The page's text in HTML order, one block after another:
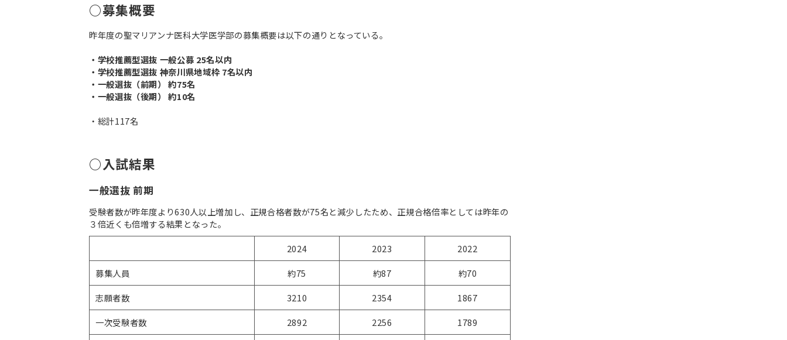
○募集概要
昨年度の聖マリアンナ医科大学医学部の募集概要は以下の通りとなっている。
・学校推薦型選抜 一般公募 25名以内
・学校推薦型選抜 神奈川県地域枠 7名以内
・一般選抜（前期） 約75名
・一般選抜（後期） 約10名
・総計117名
○入試結果
一般選抜 前期
受験者数が昨年度より630人以上増加し、正規合格者数が75名と減少したため、正規合格倍率としては昨年の
３倍近くも倍増する結果となった。
2024
2023
2022
募集人員
約75 約87
約70
志願者数
3210 2354
1867
一次受験者数
2892 2256
1789